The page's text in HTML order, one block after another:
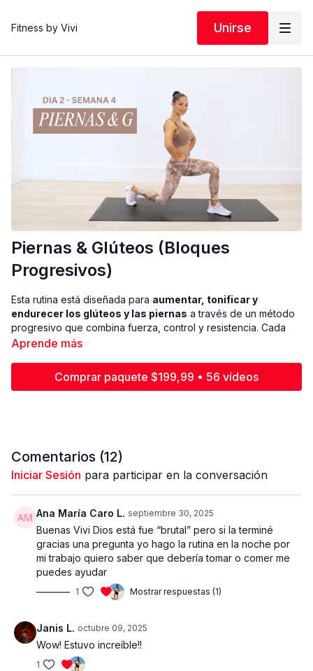
Fitness by Vivi Unirse
Piernas & Glúteos (Bloques
Progresivos)
Esta rutina está diseñada para aumentar, tonificar y
endurecer los glúteos y las piernas a través de un método
progresivo que combina fuerza, control y resistencia. Cada
bloque incluye
movimientos controlados, y finalizando con pesos más ligeros
y repeticiones más seguidas para incrementar la intensidad.
Variación progresiva: iniciar con peso pesado y movimiento
lento, disminuir el peso y aumentar la velocidad/intensidad.
🔹Equipo de trabajo:
1 mancuerna de40 lbs.
1 mancuerna de30 lbs
.
1 par de mancuernas de 15 lbs.
Banco o silla de apoyo.
Banda de resistencia para activación y control.
Este formato asegura un trabajo profundo y localizado
músculos de las piernas. La combinación de peso progresivo
con variaciones de intensidad crea una
clave para ver resultados en fuerza, volumen y firmeza.
Aprende más
Comprar paquete $199,99 • 56 vídeos
Comentarios (12)
Iniciar Sesión para participar en la conversación
Ana María Caro L. septiembre 30, 2025
Buenas Vivi Dios está fue “brutal” pero si la terminé
gracias una pregunta yo hago la rutina en la noche por
mi trabajo quiero saber que debería tomar o comer me
puedes ayudar
1 Mostrar respuestas (1)
Janis L. octubre 09, 2025
Wow! Estuvo increíble!!
1